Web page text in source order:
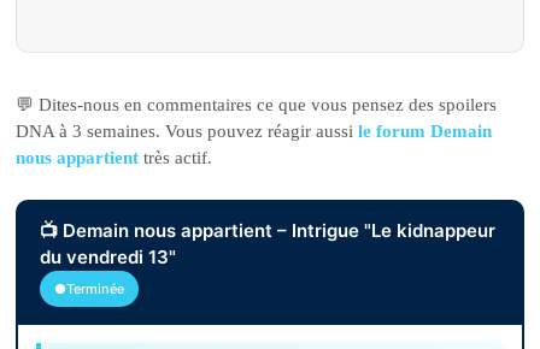
💬 Dites-nous en commentaires ce que vous pensez des spoilers
DNA à 3 semaines. Vous pouvez réagir aussile forum Demain
nous appartient très actif.
📺 Demain nous appartient – Intrigue "Le kidnappeur
du vendredi 13"
●Terminée